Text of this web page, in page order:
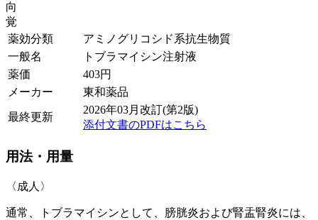
向
覚
薬効分類
アミノグリコシド系抗生物質
一般名
トブラマイシン注射液
薬価
403円
メーカー
東和薬品
最終更新
2026年03月改訂(第2版)
添付文書のPDFはこちら
用法・用量
〈成人〉
通常、トブラマイシンとして、膀胱炎および腎盂腎炎には、